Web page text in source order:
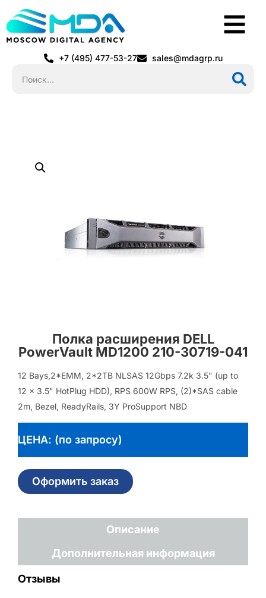
+7 (495) 477-53-27 sales@mdagrp.ru
Полка расширения DELL
PowerVault MD1200 210-30719-041
12 Bays,2*EMM, 2*2TB NLSAS 12Gbps 7.2k 3.5" (up to
12 x 3.5" HotPlug HDD), RPS 600W RPS, (2)*SAS cable
2m, Bezel, ReadyRails, 3Y ProSupport NBD
ЦЕНА: (по запросу)
Оформить заказ
Описание
Дополнительная информация
Отзывы